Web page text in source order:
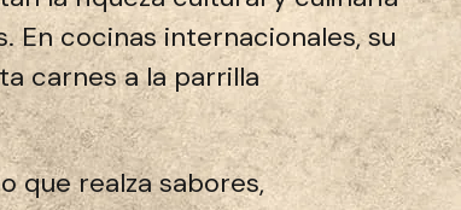
En cocinas internacionales, su
carnes a la parrilla
que realza sabores,